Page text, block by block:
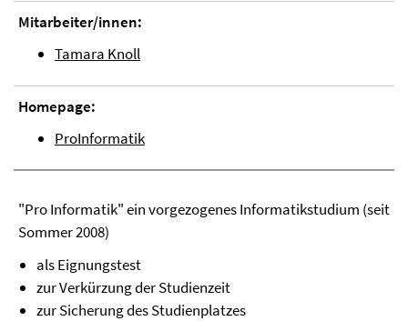
Mitarbeiter/innen:
Tamara Knoll
Homepage:
ProInformatik
"Pro Informatik" ein vorgezogenes Informatikstudium (seit
Sommer 2008)
als Eignungstest
zur Verkürzung der Studienzeit
zur Sicherung des Studienplatzes